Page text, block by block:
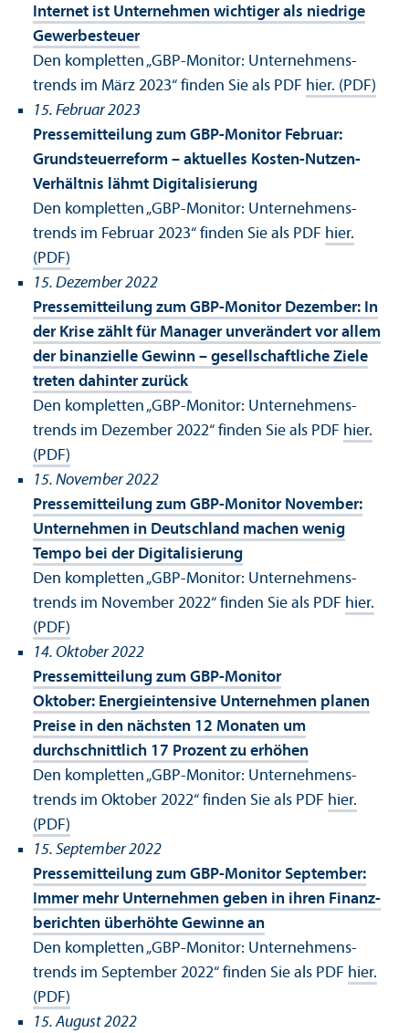
Internet ist Unter­nehmen wichtiger als niedrige
Gewerbesteuer
Den kompletten „GBP-Monitor: Unter­nehmens­
trends im März 2023“ finden Sie als PDF hier. (PDF)
15. Februar 2023
Pressemitteilung zum GBP-Monitor Februar:
Grundsteuerreform – aktuelles Kosten-Nutzen-
Verhältnis lähmt Digitalisierung
Den kompletten „GBP-Monitor: Unter­nehmens­
trends im Februar 2023“ finden Sie als PDF hier.
(PDF)
15. Dezember 2022
Pressemitteilung zum GBP-Monitor Dezember: In
der Krise zählt für Manager unverändert vor allem
der binanzielle Gewinn – gesellschaft­liche Ziele
treten dahinter zurück
Den kompletten „GBP-Monitor: Unter­nehmens­
trends im Dezember 2022“ finden Sie als PDF hier.
(PDF)
15. November 2022
Pressemitteilung zum GBP-Monitor November:
Unter­nehmen in Deutschland machen wenig
Tempo bei der Digitalisierung
Den kompletten „GBP-Monitor: Unter­nehmens­
trends im November 2022“ finden Sie als PDF hier.
(PDF)
14. Oktober 2022
Pressemitteilung zum GBP-Monitor
Oktober: Energieintensive Unter­nehmen planen
Preise in den nächsten 12 Monaten um
durchschnittlich 17 Prozent zu erhöhen
Den kompletten „GBP-Monitor: Unter­nehmens­
trends im Oktober 2022“ finden Sie als PDF hier.
(PDF)
15. September 2022
Pressemitteilung zum GBP-Monitor September:
Immer mehr Unter­nehmen geben in ihren Finanz­
berichten überhöhte Gewinne an
Den kompletten „GBP-Monitor: Unter­nehmens­
trends im September 2022“ finden Sie als PDF hier.
(PDF)
15. August 2022